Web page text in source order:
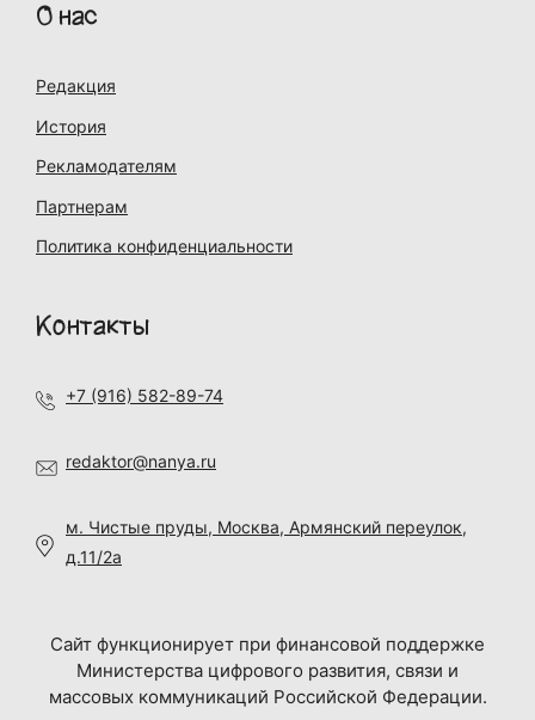
О нас
Редакция
История
Рекламодателям
Партнерам
Политика конфиденциальности
Контакты
+7 (916) 582-89-74
redaktor@nanya.ru
м. Чистые пруды, Москва, Армянский переулок,
д.11/2а
Сайт функционирует при финансовой поддержке
Министерства цифрового развития, связи и
массовых коммуникаций Российской Федерации.